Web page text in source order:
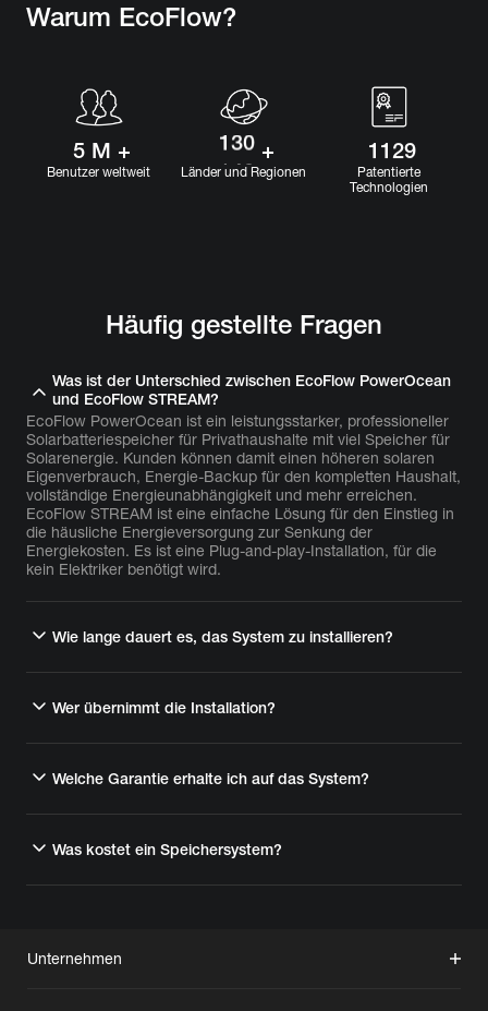
Warum EcoFlow?
1
3
4
5 M +
Benutzer weltweit
100
120
130
140 +
Länder und Regionen
903
1016
1129
Patentierte
Technologien
Häufig gestellte Fragen
Was ist der Unterschied zwischen EcoFlow PowerOcean
und EcoFlow STREAM?
EcoFlow PowerOcean ist ein leistungsstarker, professioneller
Solarbatteriespeicher für Privathaushalte mit viel Speicher für
Solarenergie. Kunden können damit einen höheren solaren
Eigenverbrauch, Energie-Backup für den kompletten Haushalt,
vollständige Energieunabhängigkeit und mehr erreichen.
EcoFlow STREAM ist eine einfache Lösung für den Einstieg in
die häusliche Energieversorgung zur Senkung der
Energiekosten. Es ist eine Plug-and-play-Installation, für die
kein Elektriker benötigt wird.
Wie lange dauert es, das System zu installieren?
Wer übernimmt die Installation?
Welche Garantie erhalte ich auf das System?
Was kostet ein Speichersystem?
Unternehmen